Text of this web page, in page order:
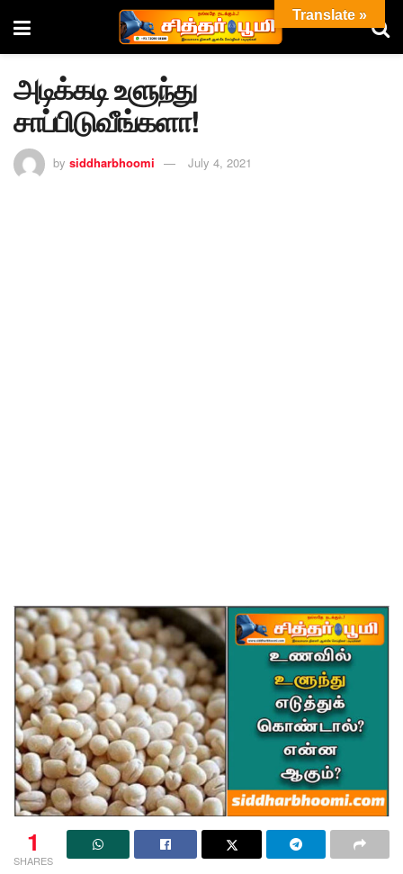
அடிக்கடி உளுந்து
சாப்பிடுவீங்களா!
by siddharbhoomi July 4, 2021
1
SHARES
Translate »